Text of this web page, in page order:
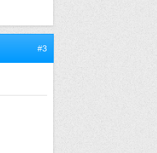
#3